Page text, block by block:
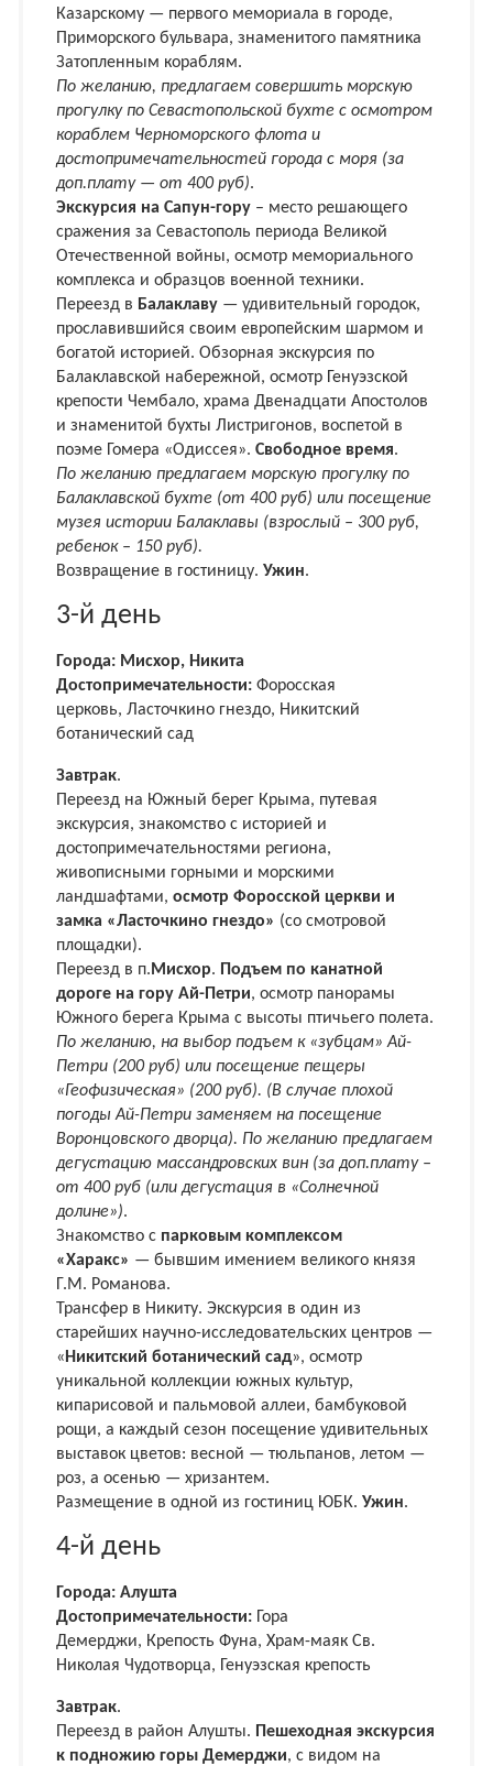
Казарскому — первого мемориала в городе,
Приморского бульвара, знаменитого памятника
Затопленным кораблям.
По желанию, предлагаем совершить морскую
прогулку по Севастопольской бухте с осмотром
кораблем Черноморского флота и
достопримечательностей города с моря (за
доп.плату — от 400 руб).
Экскурсия на Сапун-гору – место решающего
сражения за Севастополь периода Великой
Отечественной войны, осмотр мемориального
комплекса и образцов военной техники.
Переезд в Балаклаву — удивительный городок,
прославившийся своим европейским шармом и
богатой историей. Обзорная экскурсия по
Балаклавской набережной, осмотр Генуэзской
крепости Чембало, храма Двенадцати Апостолов
и знаменитой бухты Листригонов, воспетой в
поэме Гомера «Одиссея». Свободное время.
По желанию предлагаем морскую прогулку по
Балаклавской бухте (от 400 руб) или посещение
музея истории Балаклавы (взрослый – 300 руб,
ребенок – 150 руб).
Возвращение в гостиницу. Ужин.
3-й день
Города: Мисхор, Никита
Достопримечательности: Форосская
церковь, Ласточкино гнездо, Никитский
ботанический сад
Завтрак.
Переезд на Южный берег Крыма, путевая
экскурсия, знакомство с историей и
достопримечательностями региона,
живописными горными и морскими
ландшафтами, осмотр Форосской церкви и
замка «Ласточкино гнездо» (со смотровой
площадки).
Переезд в п. Мисхор. Подъем по канатной
дороге на гору Ай-Петри, осмотр панорамы
Южного берега Крыма с высоты птичьего полета.
По желанию, на выбор подъем к «зубцам» Ай-
Петри (200 руб) или посещение пещеры
«Геофизическая» (200 руб). (В случае плохой
погоды Ай-Петри заменяем на посещение
Воронцовского дворца). По желанию предлагаем
дегустацию массандровских вин (за доп.плату –
от 400 руб (или дегустация в «Солнечной
долине»).
Знакомство с парковым комплексом
«Харакс» — бывшим имением великого князя
Г.М. Романова.
Трансфер в Никиту. Экскурсия в один из
старейших научно-исследовательских центров —
« Никитский ботанический сад», осмотр
уникальной коллекции южных культур,
кипарисовой и пальмовой аллеи, бамбуковой
рощи, а каждый сезон посещение удивительных
выставок цветов: весной — тюльпанов, летом —
роз, а осенью — хризантем.
Размещение в одной из гостиниц ЮБК. Ужин.
4-й день
Города: Алушта
Достопримечательности: Гора
Демерджи, Крепость Фуна, Храм-маяк Св.
Николая Чудотворца, Генуэзская крепость
Завтрак.
Переезд в район Алушты. Пешеходная экскурсия
к подножию горы Демерджи, с видом на